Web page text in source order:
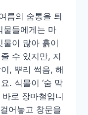
름의 숨통을 틔
물들에게는 마
이 많아 흙이
수 있지만, 지
, 뿌리 썩음, 해
. 식물이 ‘숨 막
로 장마철입니
어놓고 창문을